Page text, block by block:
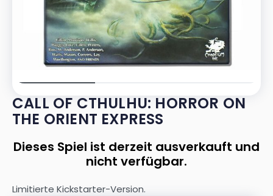
CALL OF CTHULHU: HORROR ON
THE ORIENT EXPRESS
Dieses Spiel ist derzeit ausverkauft und
nicht verfügbar.
Limitierte Kickstarter-Version.